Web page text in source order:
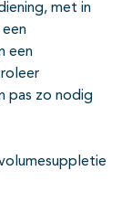
met in
een
pas zo nodig